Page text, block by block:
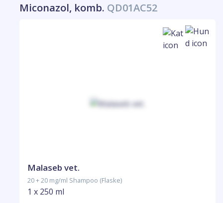
Miconazol, komb. QD01AC52
Malaseb vet.
20 + 20 mg/ml Shampoo (Flaske)
1 x 250 ml